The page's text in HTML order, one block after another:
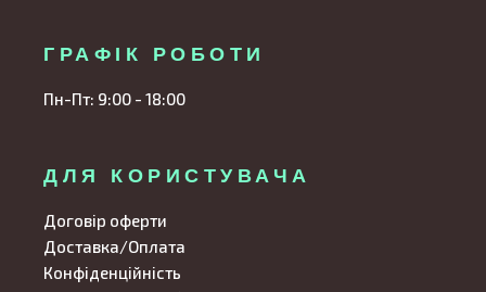
ГРАФІК РОБОТИ
Пн-Пт: 9:00 - 18:00
ДЛЯ КОРИСТУВАЧА
Договір оферти
Доставка/Оплата
Конфіденційність